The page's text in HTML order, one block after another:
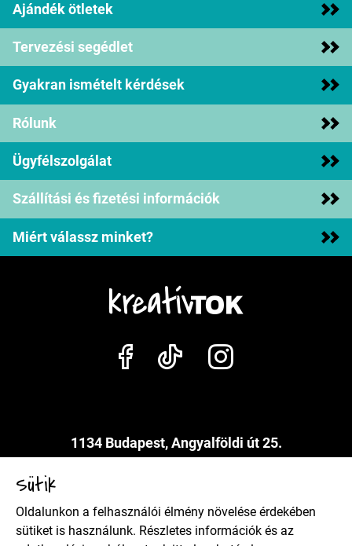
Ajándék ötletek
Tervezési segédlet
Gyakran ismételt kérdések
Rólunk
Ügyfélszolgálat
Szállítási és fizetési információk
Miért válassz minket?
1134 Budapest, Angyalföldi út 25.
Adatkezelési szabályzat
Sütik
Oldalunkon a felhasználói élmény növelése érdekében
sütiket is használunk. Részletes információk és az